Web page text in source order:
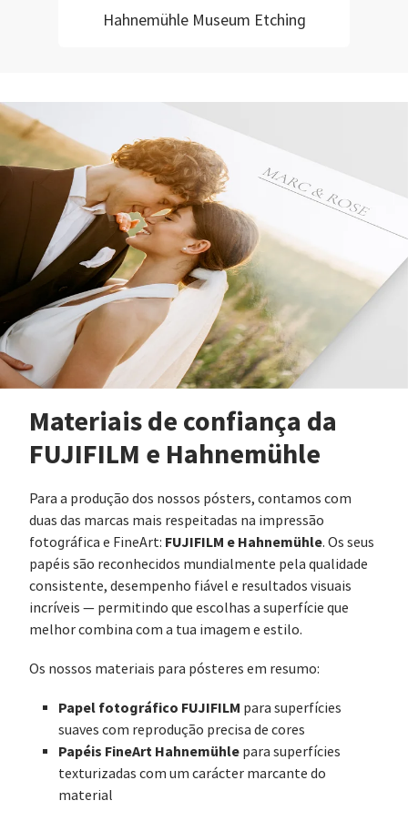
Hahnemühle Museum Etching
Materiais de confiança da
FUJIFILM e Hahnemühle
Para a produção dos nossos pósters, contamos com
duas das marcas mais respeitadas na impressão
fotográfica e FineArt: FUJIFILM e Hahnemühle. Os seus
papéis são reconhecidos mundialmente pela qualidade
consistente, desempenho fiável e resultados visuais
incríveis — permitindo que escolhas a superfície que
melhor combina com a tua imagem e estilo.
Os nossos materiais para pósteres em resumo:
Papel fotográfico FUJIFILM para superfícies
suaves com reprodução precisa de cores
Papéis FineArt Hahnemühle para superfícies
texturizadas com um carácter marcante do
material